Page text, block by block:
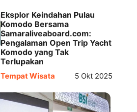
Eksplor Keindahan Pulau
Komodo Bersama
Samaraliveaboard.com:
Pengalaman Open Trip Yacht
Komodo yang Tak
Terlupakan
Tempat Wisata 5 Okt 2025